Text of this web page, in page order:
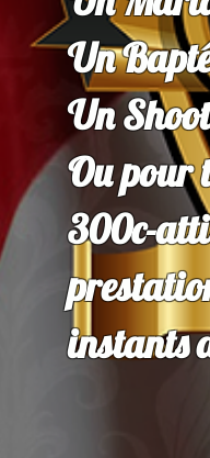
Un
Un
Ou pour
300c-
instants